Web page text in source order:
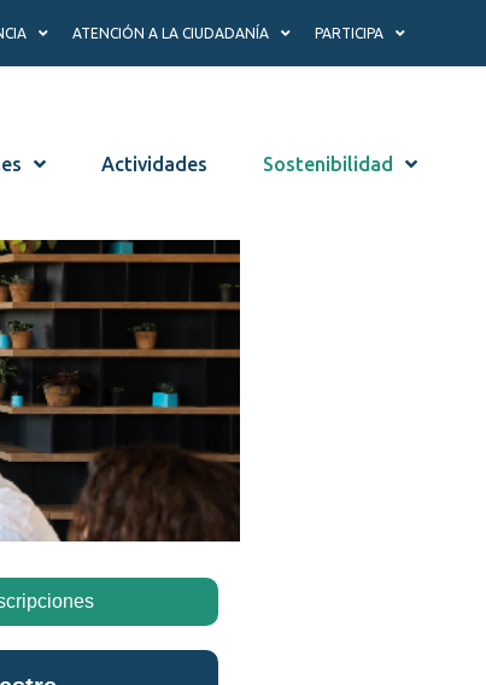
ATENCIÓN A LA CIUDADANÍA PARTICIPA
Actividades Sostenibilidad